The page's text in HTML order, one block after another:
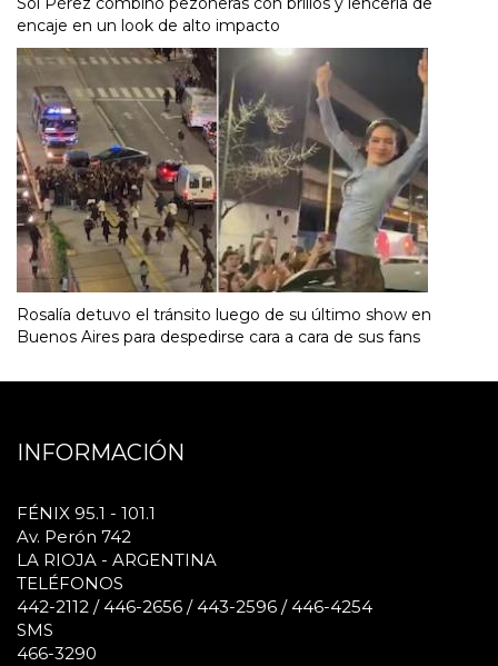
encaje en un look de alto impacto
Rosalía detuvo el tránsito luego de su último show en
Buenos Aires para despedirse cara a cara de sus fans
INFORMACIÓN
FÉNIX 95.1 - 101.1
Av. Perón 742
LA RIOJA - ARGENTINA
TELÉFONOS
442-2112 / 446-2656 / 443-2596 / 446-4254
SMS
466-3290